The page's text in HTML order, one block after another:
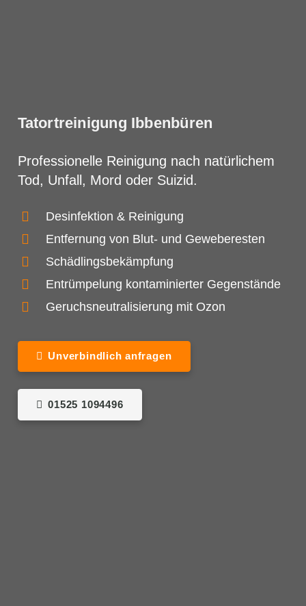
Tatortreinigung Ibbenbüren
Professionelle Reinigung nach natürlichem
Tod, Unfall, Mord oder Suizid.
Desinfektion & Reinigung
Entfernung von Blut- und Geweberesten
Schädlingsbekämpfung
Entrümpelung kontaminierter Gegenstände
Geruchsneutralisierung mit Ozon
Unverbindlich anfragen
01525 1094496